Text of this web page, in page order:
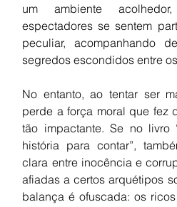
um ambiente
espectadores se sentem
peculiar, acompanhando
segredos escondidos entre
No entanto, ao tentar ser
perde a força moral que fez
tão impactante. Se no livro
história para contar”,
clara entre inocência e
afiadas a certos arquétipos
balança é ofuscada: os